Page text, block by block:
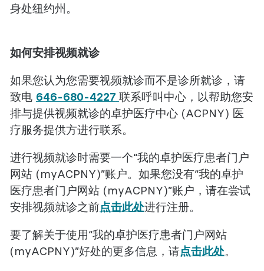
身处纽约州。
如何安排视频就诊
如果您认为您需要视频就诊而不是诊所就诊，请
致电 646-680-4227 联系呼叫中心，以帮助您安
排与提供视频就诊的卓护医疗中心 (ACPNY) 医
疗服务提供方进行联系。
进行视频就诊时需要一个“我的卓护医疗患者门户
网站 (myACPNY)”账户。如果您没有“我的卓护
医疗患者门户网站 (myACPNY)”账户，请在尝试
安排视频就诊之前点击此处进行注册。
要了解关于使用“我的卓护医疗患者门户网站
(myACPNY)”好处的更多信息，请点击此处。